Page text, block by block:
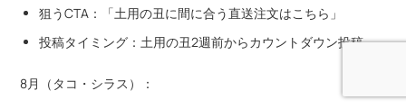
狙うCTA：「土用の丑に間に合う直送注文はこちら」
投稿タイミング：土用の丑2週前からカウントダウン投稿
8月（タコ・シラス）：